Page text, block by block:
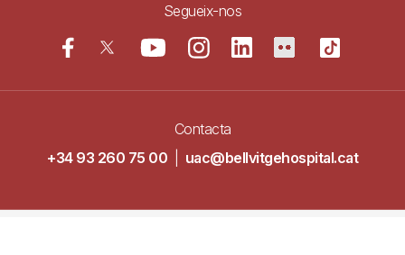
Segueix-nos
Contacta
+34 93 260 75 00
uac@bellvitgehospital.cat